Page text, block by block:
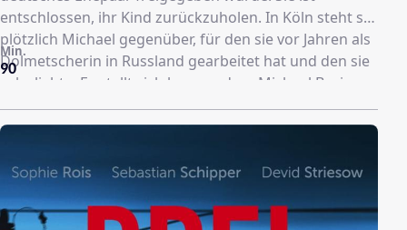
entschlossen, ihr Kind zurückzuholen. In Köln steht sie
plötzlich Michael gegenüber, für den sie vor Jahren als
Dolmetscherin in Russland gearbeitet hat und den sie
sehr liebte. Es stellt sich heraus, dass Michael Boris
aus Russland geholt und zusammen mit seiner
jetzigen Ehefrau adoptiert hat.
90
Min.